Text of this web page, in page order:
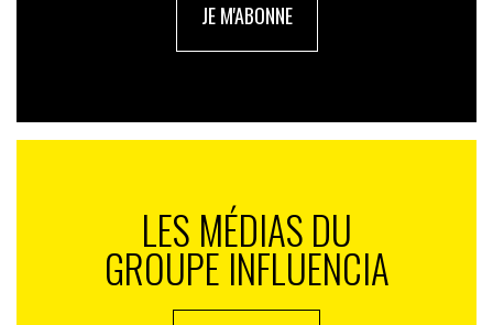
JE M'ABONNE
LES MÉDIAS DU
GROUPE INFLUENCIA